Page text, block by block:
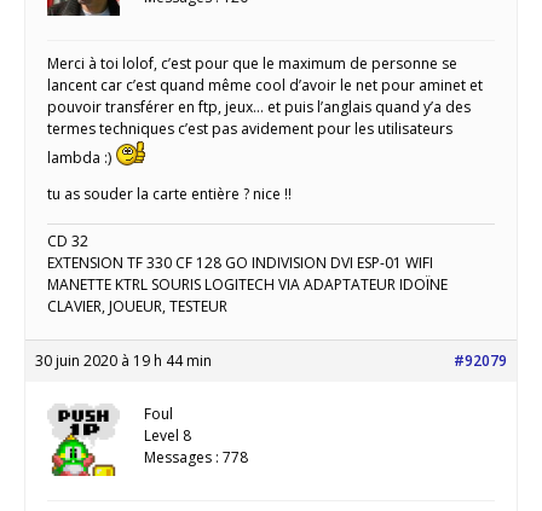
Merci à toi lolof, c’est pour que le maximum de personne se
lancent car c’est quand même cool d’avoir le net pour aminet et
pouvoir transférer en ftp, jeux… et puis l’anglais quand y’a des
termes techniques c’est pas avidement pour les utilisateurs
lambda :)
tu as souder la carte entière ? nice !!
CD 32
EXTENSION TF 330 CF 128 GO INDIVISION DVI ESP-01 WIFI
MANETTE KTRL SOURIS LOGITECH VIA ADAPTATEUR IDOÏNE
CLAVIER, JOUEUR, TESTEUR
30 juin 2020 à 19 h 44 min #92079
Foul
Level 8
Messages : 778